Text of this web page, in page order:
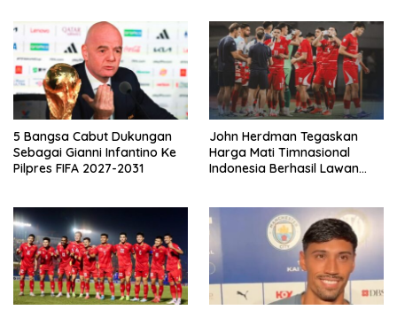
5 Bangsa Cabut Dukungan
Sebagai Gianni Infantino Ke
Pilpres FIFA 2027-2031
John Herdman Tegaskan
Harga Mati Timnasional
Indonesia Berhasil Lawan